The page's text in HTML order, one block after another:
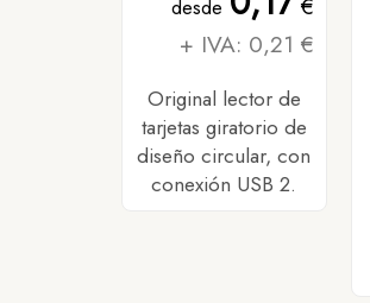
desde
+ IVA: 0,21 €
Original lector de
tarjetas giratorio de
diseño circular, con
conexión USB 2.